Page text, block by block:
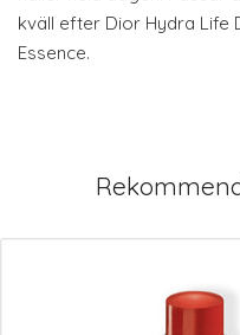
kväll efter Dior Hydra Life
Essence.